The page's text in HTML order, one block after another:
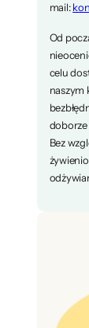
mail:
Od
celu
naszym
Bez